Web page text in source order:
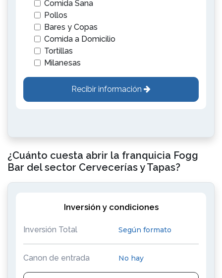
Comida Sana
Pollos
Bares y Copas
Comida a Domicilio
Tortillas
Milanesas
Recibir información
¿Cuánto cuesta abrir la franquicia Fogg
Bar del sector Cervecerías y Tapas?
Inversión y condiciones
Inversión Total Según formato
Canon de entrada No hay